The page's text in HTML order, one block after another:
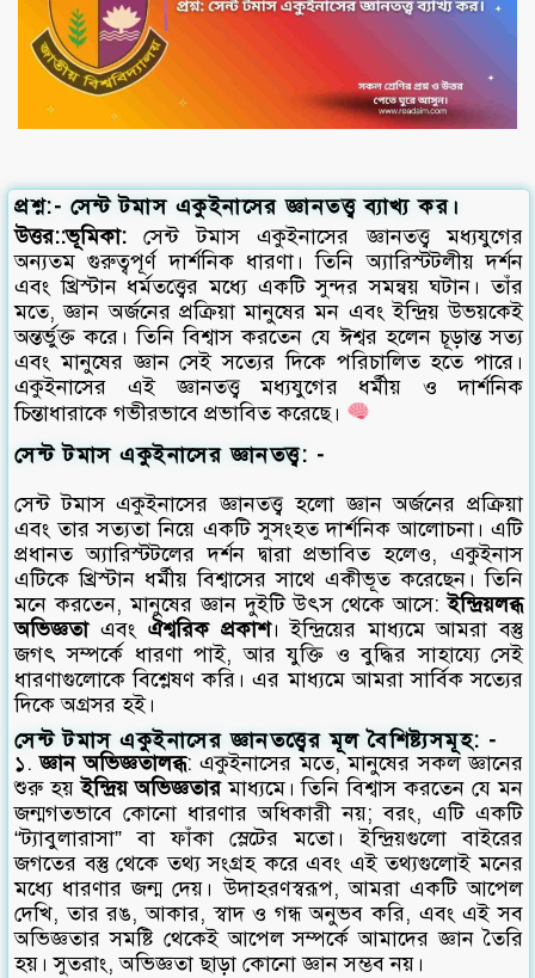
প্রশ্ন:- সেন্ট টমাস একুইনাসের জ্ঞানতত্ত্ব ব্যাখ্য কর।
উত্তর::ভূমিকা: সেন্ট টমাস একুইনাসের জ্ঞানতত্ত্ব মধ্যযুগের
অন্যতম গুরুত্বপূর্ণ দার্শনিক ধারণা। তিনি অ্যারিস্টটলীয় দর্শন
এবং খ্রিস্টান ধর্মতত্ত্বের মধ্যে একটি সুন্দর সমন্বয় ঘটান। তাঁর
মতে, জ্ঞান অর্জনের প্রক্রিয়া মানুষের মন এবং ইন্দ্রিয় উভয়কেই
অন্তর্ভুক্ত করে। তিনি বিশ্বাস করতেন যে ঈশ্বর হলেন চূড়ান্ত সত্য
এবং মানুষের জ্ঞান সেই সত্যের দিকে পরিচালিত হতে পারে।
একুইনাসের এই জ্ঞানতত্ত্ব মধ্যযুগের ধর্মীয় ও দার্শনিক
চিন্তাধারাকে গভীরভাবে প্রভাবিত করেছে।
সেন্ট টমাস একুইনাসের জ্ঞানতত্ত্ব: -
সেন্ট টমাস একুইনাসের জ্ঞানতত্ত্ব হলো জ্ঞান অর্জনের প্রক্রিয়া
এবং তার সত্যতা নিয়ে একটি সুসংহত দার্শনিক আলোচনা। এটি
প্রধানত অ্যারিস্টটলের দর্শন দ্বারা প্রভাবিত হলেও, একুইনাস
এটিকে খ্রিস্টান ধর্মীয় বিশ্বাসের সাথে একীভূত করেছেন। তিনি
মনে করতেন, মানুষের জ্ঞান দুইটি উৎস থেকে আসে:ইন্দ্রিয়লব্ধ
অভিজ্ঞতাএবং ঐশ্বরিক প্রকাশ। ইন্দ্রিয়ের মাধ্যমে আমরা বস্তু
জগৎ সম্পর্কে ধারণা পাই, আর যুক্তি ও বুদ্ধির সাহায্যে সেই
ধারণাগুলোকে বিশ্লেষণ করি। এর মাধ্যমে আমরা সার্বিক সত্যের
দিকে অগ্রসর হই।
সেন্ট টমাস একুইনাসের জ্ঞানতত্ত্বের মূল বৈশিষ্ট্যসমূহ: -
১.জ্ঞান অভিজ্ঞতালব্ধ: একুইনাসের মতে, মানুষের সকল জ্ঞানের
শুরু হয়ইন্দ্রিয় অভিজ্ঞতারমাধ্যমে। তিনি বিশ্বাস করতেন যে মন
জন্মগতভাবে কোনো ধারণার অধিকারী নয়; বরং, এটি একটি
“ট্যাবুলারাসা” বা ফাঁকা স্লেটের মতো। ইন্দ্রিয়গুলো বাইরের
জগতের বস্তু থেকে তথ্য সংগ্রহ করে এবং এই তথ্যগুলোই মনের
মধ্যে ধারণার জন্ম দেয়। উদাহরণস্বরূপ, আমরা একটি আপেল
দেখি, তার রঙ, আকার, স্বাদ ও গন্ধ অনুভব করি, এবং এই সব
অভিজ্ঞতার সমষ্টি থেকেই আপেল সম্পর্কে আমাদের জ্ঞান তৈরি
হয়। সুতরাং, অভিজ্ঞতা ছাড়া কোনো জ্ঞান সম্ভব নয়।